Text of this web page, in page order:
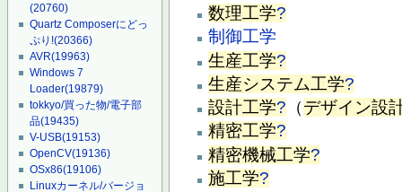
(20760)
Quartz Composerにどっ
ぷり!(20366)
AVR(19963)
Windows 7
Loader(19879)
tokkyo/買った物/電子部
品(19435)
V-USB(19153)
OpenCV(19136)
OSx86(19106)
Linuxカーネル/バージョ
数理工学?
制御工学
生産工学?
生産システム工学?
設計工学? （デザイン設
精密工学?
精密機械工学?
施工学?